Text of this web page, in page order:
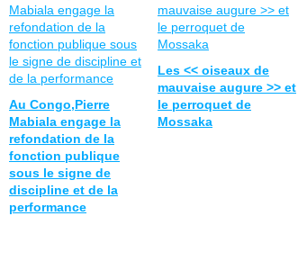
Au Congo,Pierre
Mabiala engage la
refondation de la
fonction publique
sous le signe de
discipline et de la
performance
Les << oiseaux de
mauvaise augure >> et
le perroquet de
Mossaka